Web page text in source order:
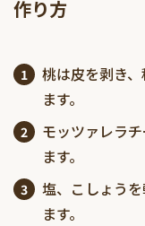
作り方
桃は皮を剥き
ます。
モッツァレラ
ます。
塩、こしょう
ます。